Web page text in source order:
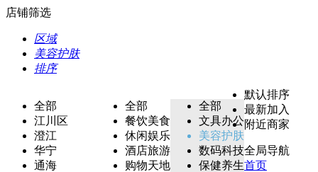
店铺筛选
区域
美容护肤
排序
全部
江川区
澄江
华宁
通海
全部
餐饮美食
休闲娱乐
酒店旅游
购物天地
全部
文具办公
美容护肤
数码科技
保健养生
默认排序
最新加入
附近商家
全局导航
首页